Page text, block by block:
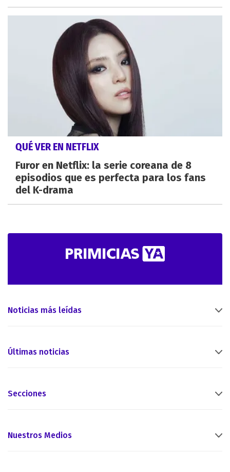
QUÉ VER EN NETFLIX
Furor en Netflix: la serie coreana de 8
episodios que es perfecta para los fans
del K-drama
Noticias más leídas
Últimas noticias
Secciones
Nuestros Medios